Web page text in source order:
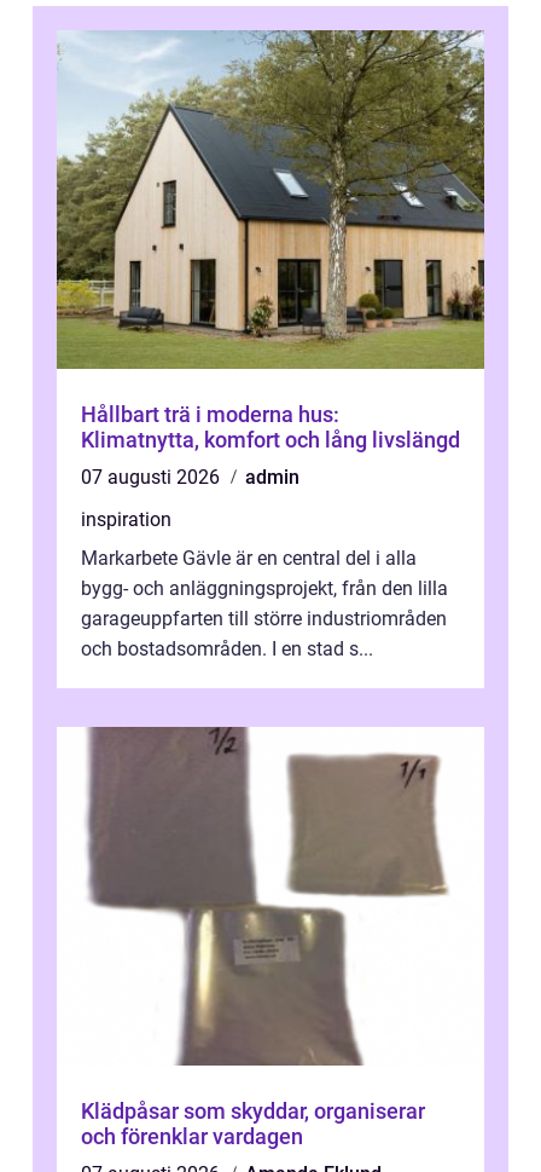
Hållbart trä i moderna hus:
Klimatnytta, komfort och lång livslängd
07 augusti 2026
admin
inspiration
Markarbete Gävle är en central del i alla
bygg- och anläggningsprojekt, från den lilla
garageuppfarten till större industriområden
och bostadsområden. I en stad s...
Klädpåsar som skyddar, organiserar
och förenklar vardagen